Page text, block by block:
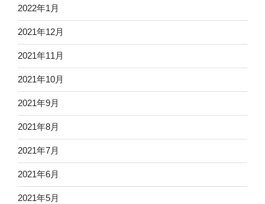
2022年1月
2021年12月
2021年11月
2021年10月
2021年9月
2021年8月
2021年7月
2021年6月
2021年5月